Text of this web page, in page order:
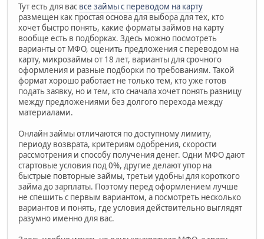
Тут есть для вас все займы с переводом на карту
размещен как простая основа для выбора для тех, кто
хочет быстро понять, какие форматы займов на карту
вообще есть в подборках. Здесь можно посмотреть
варианты от МФО, оценить предложения с переводом на
карту, микрозаймы от 18 лет, варианты для срочного
оформления и разные подборки по требованиям. Такой
формат хорошо работает не только тем, кто уже готов
подать заявку, но и тем, кто сначала хочет понять разницу
между предложениями без долгого перехода между
материалами.
Онлайн займы отличаются по доступному лимиту,
периоду возврата, критериям одобрения, скорости
рассмотрения и способу получения денег. Одни МФО дают
стартовые условия под 0%, другие делают упор на
быстрые повторные займы, третьи удобны для короткого
займа до зарплаты. Поэтому перед оформлением лучше
не спешить с первым вариантом, а посмотреть несколько
вариантов и понять, где условия действительно выглядят
разумно именно для вас.